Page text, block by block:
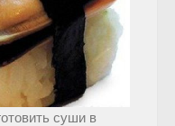
суши в